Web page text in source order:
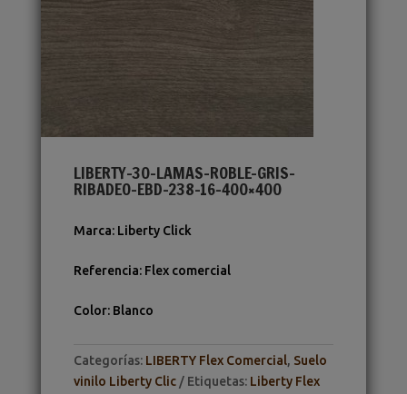
LIBERTY-30-LAMAS-ROBLE-GRIS-
RIBADEO-EBD-238-16-400×400
Marca: Liberty Click
Referencia: Flex comercial
Color: Blanco
Categorías: LIBERTY Flex Comercial, Suelo
vinilo Liberty Clic
Etiquetas: Liberty Flex